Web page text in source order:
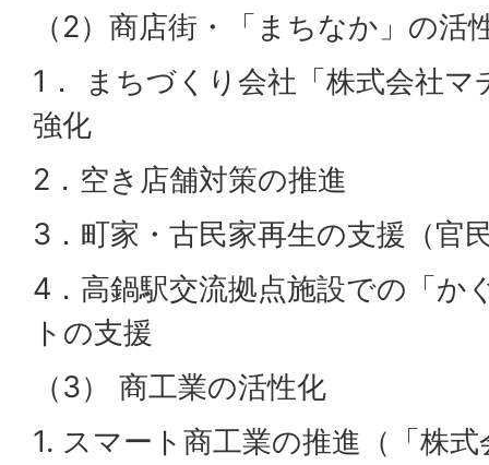
（2）商店街・「まちなか」の活
1． まちづくり会社「株式会社
強化
2．空き店舗対策の推進
3．町家・古民家再生の支援（官
4．高鍋駅交流拠点施設での「か
トの支援
（3） 商工業の活性化
1. スマート商工業の推進（「株